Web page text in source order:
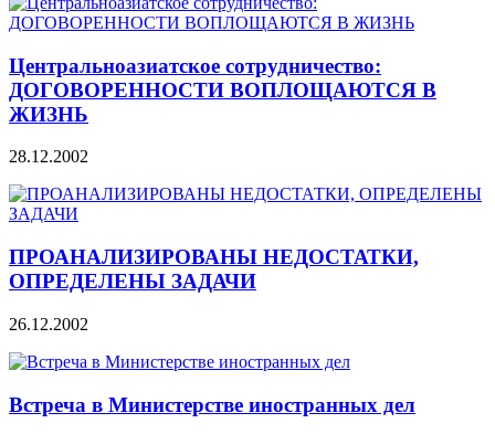
Центральноазиатское сотрудничество:
ДОГОВОРЕННОСТИ ВОПЛОЩАЮТСЯ В
ЖИЗНЬ
28.12.2002
ПРОАНАЛИЗИРОВАНЫ НЕДОСТАТКИ,
ОПРЕДЕЛЕНЫ ЗАДАЧИ
26.12.2002
Встреча в Министерстве иностранных дел